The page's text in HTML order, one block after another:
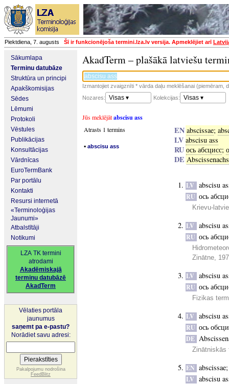
Piektdiena, 7. augusts Šī ir funkcionējoša termini.lza.lv versija. Apmeklējiet arī
Sākumlapa
Terminu datubāze
Struktūra un principi
Apakškomisijas
Sēdes
Lēmumi
Protokoli
Vēstules
Publikācijas
Konsultācijas
Vārdnīcas
EuroTermBank
Par portālu
Kontakti
Resursi internetā
«Terminoloģijas
Jaunumi»
Atbalstītāji
Notikumi
LZA TK termini
atrodami
Akadēmiskajā
terminu datubāzē
AkadTerm
Vēlaties portāla
jaunumus
saņemt pa e-pastu?
Norādiet savu adresi:
Pakalpojumu nodrošina
FeedBlitz
AkadTerm – plašākā latviešu
Izmantojiet zvaigznīti * vārda daļu meklēšanai (piemēram,
Nozares:
Visas ▾ Kolekcijas: Visas ▾
Jūs meklējātabscisu ass
Atrasts 1 termins
▪ abscisu ass
EN abscissae;
LV abscisu ass
RU ось абсцисс;
DE
LV abscisu
RU ось
Krievu-
LV abscisu
RU ось
Zinātne,
LV abscisu
RU ось
Fizikas
LV abscisu
RU ось
DE
Zinātniskās
EN abscissae
LV abscisu